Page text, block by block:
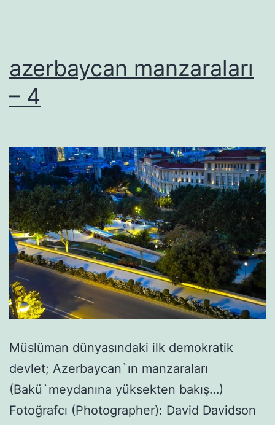
azerbaycan manzaraları
– 4
Müslüman dünyasındaki ilk demokratik
devlet; Azerbaycan`ın manzaraları
(Bakü`meydanına yüksekten bakış…)
Fotoğrafcı (Photographer): David Davidson